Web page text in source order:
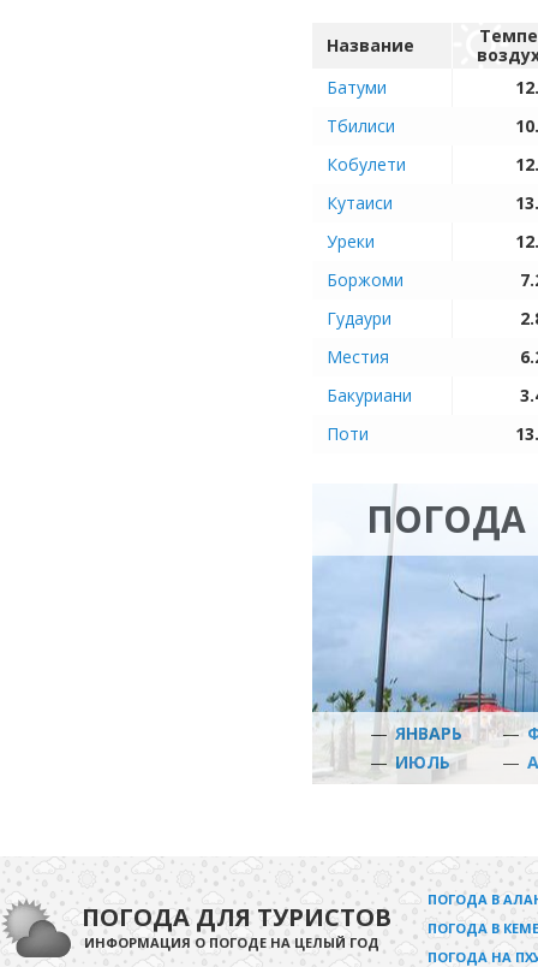
Название
Батуми
Тбилиси
Кобулети
Кутаиси
Уреки
Боржоми
Гудаури
Местия
Бакуриани
Поти
ПОГОДА
—ЯНВАРЬ —
—ИЮЛЬ —
ПОГОДА ДЛЯ ТУРИСТОВ
ИНФОРМАЦИЯ О ПОГОДЕ НА ЦЕЛЫЙ ГОД
ПОГОДА В
ПОГОДА В
ПОГОДА НА